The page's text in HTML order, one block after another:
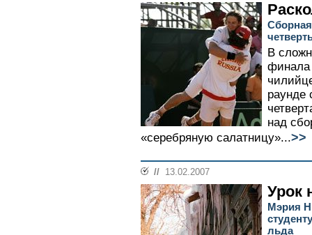
В
финала
раунде
над
«серебряную салатницу»...>>
// 13.02.2007
Урок
Мэрия
льда